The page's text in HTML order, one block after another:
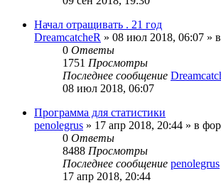
Начал отращивать . 21 год
DreamcatcheR » 08 июл 2018, 06:07 »
0 Ответы
1751 Просмотры
Последнее сообщение
08 июл 2018, 06:07
Программа для статистики
penolegrus » 17 апр 2018, 20:44 » в
0 Ответы
8488 Просмотры
Последнее сообщение penolegrus
17 апр 2018, 20:44